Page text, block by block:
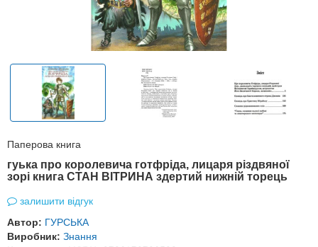
Паперова книга
гуька про королевича готфріда, лицаря різдвяної
зорі книга СТАН ВІТРИНА здертий нижній торець
залишити відгук
Автор: ГУРСЬКА
Виробник: Знання